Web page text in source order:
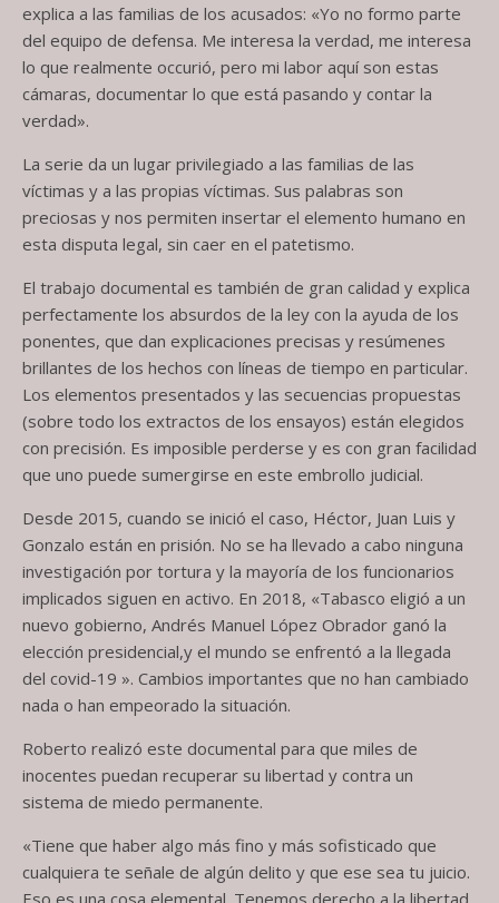
explica a las familias de los acusados: «Yo no formo parte
del equipo de defensa. Me interesa la verdad, me interesa
lo que realmente occurió, pero mi labor aquí son estas
cámaras, documentar lo que está pasando y contar la
verdad».
La serie da un lugar privilegiado a las familias de las
víctimas y a las propias víctimas. Sus palabras son
preciosas y nos permiten insertar el elemento humano en
esta disputa legal, sin caer en el patetismo.
El trabajo documental es también de gran calidad y explica
perfectamente los absurdos de la ley con la ayuda de los
ponentes, que dan explicaciones precisas y resúmenes
brillantes de los hechos con líneas de tiempo en particular.
Los elementos presentados y las secuencias propuestas
(sobre todo los extractos de los ensayos) están elegidos
con precisión. Es imposible perderse y es con gran facilidad
que uno puede sumergirse en este embrollo judicial.
Desde 2015, cuando se inició el caso, Héctor, Juan Luis y
Gonzalo están en prisión. No se ha llevado a cabo ninguna
investigación por tortura y la mayoría de los funcionarios
implicados siguen en activo. En 2018, «Tabasco eligió a un
nuevo gobierno, Andrés Manuel López Obrador ganó la
elección presidencial,y el mundo se enfrentó a la llegada
del covid-19 ». Cambios importantes que no han cambiado
nada o han empeorado la situación.
Roberto realizó este documental para que miles de
inocentes puedan recuperar su libertad y contra un
sistema de miedo permanente.
«Tiene que haber algo más fino y más sofisticado que
cualquiera te señale de algún delito y que ese sea tu juicio.
Eso es una cosa elemental. Tenemos derecho a la libertad.